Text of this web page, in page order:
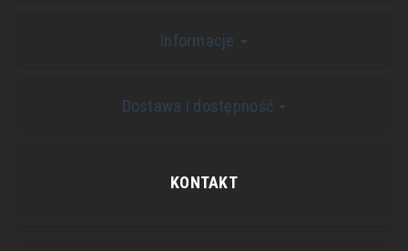
Informacje
Dostawa i dostępność
KONTAKT